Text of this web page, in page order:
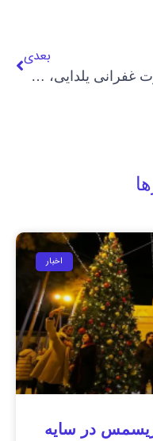
بعدی
نصرت غفرانی یلدایی، مادری که بعد از پسرش اعدام شد
اخبار
در سایه